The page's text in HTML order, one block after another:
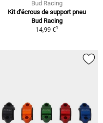
Bud Racing
Kit d'écrous de support pneu
Bud Racing
14,99 €1